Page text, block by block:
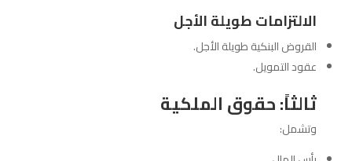
الالتزامات طويلة الأجل
القروض البنكية طويلة الأجل.
عقود التمويل.
ثالثاً: حقوق الملكية
وتشمل: